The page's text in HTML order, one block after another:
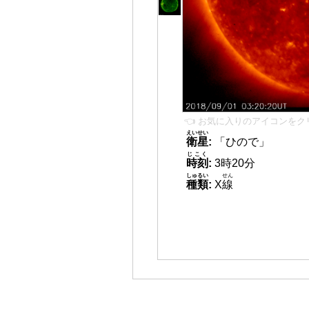
👈 お気に入りのアイコンをク
衛星
えいせい
:
「ひので」
時刻
じこく
: 3時20分
種類
しゅるい
: X線
せん